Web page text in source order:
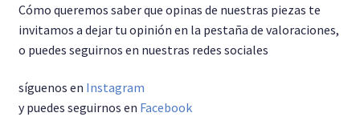
Cómo queremos saber que opinas de nuestras piezas te
invitamos a dejar tu opinión en la pestaña de valoraciones,
o puedes seguirnos en nuestras redes sociales
síguenos en Instagram
y puedes seguirnos en Facebook